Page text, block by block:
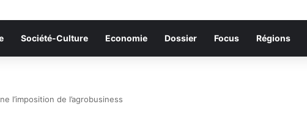
Société-Culture Economie Dossier Focus Régions
l’imposition de l’agrobusiness